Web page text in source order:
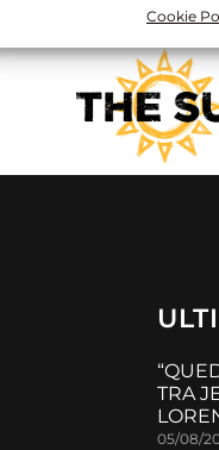
Cookie
TRA
05/08/